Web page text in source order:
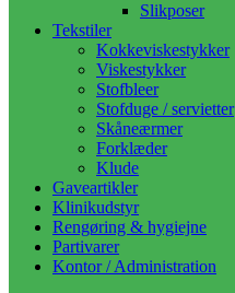
Slikposer
Tekstiler
Kokkeviskestykker
Viskestykker
Stofbleer
Stofduge / servietter
Skåneærmer
Forklæder
Klude
Gaveartikler
Klinikudstyr
Rengøring & hygiejne
Partivarer
Kontor / Administration